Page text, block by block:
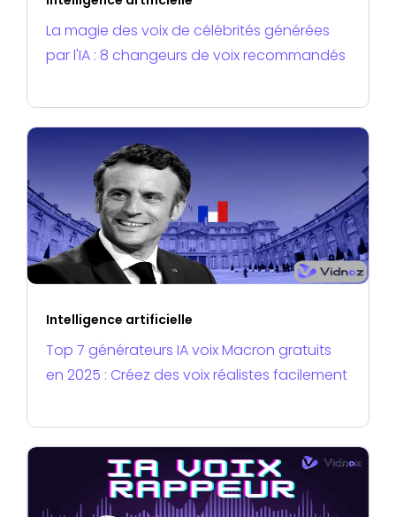
La magie des voix de célébrités générées
par l'IA : 8 changeurs de voix recommandés
Intelligence artificielle
Top 7 générateurs IA voix Macron gratuits
en 2025 : Créez des voix réalistes facilement